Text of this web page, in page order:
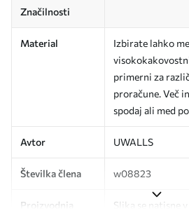
Značilnosti
Material
Izbirate lahko
primerni za
proračune. Več
spodaj ali med
Avtor UWALLS
Številka člena w08823
Proizvodnja
Slika se natisne